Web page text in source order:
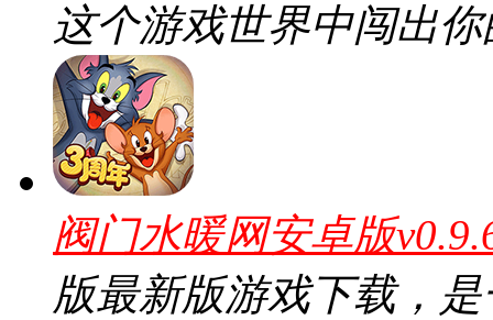
这个游戏世界中闯出
阀门水暖网安卓版
版最新版游戏下载，